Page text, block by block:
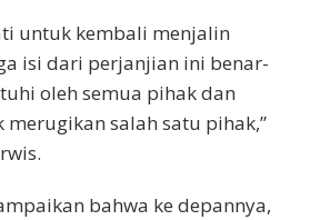
untuk kembali menjalin
isi dari perjanjian ini benar-
oleh semua pihak dan
salah satu pihak,”
bahwa ke depannya,